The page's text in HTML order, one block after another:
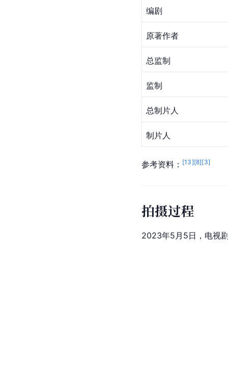
编剧
原著作者
总监制
监制
总制片人
制片人
参考资料： [13][8][3]
拍摄过程
2023年5月5日，电视